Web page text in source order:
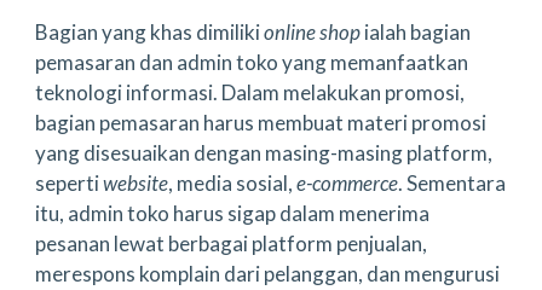
Bagian yang khas dimilikionline shopialah bagian
pemasaran dan admin toko yang memanfaatkan
teknologi informasi. Dalam melakukan promosi,
bagian pemasaran harus membuat materi promosi
yang disesuaikan dengan masing-masing platform,
sepertiwebsite, media sosial,e-commerce. Sementara
itu, admin toko harus sigap dalam menerima
pesanan lewat berbagai platform penjualan,
merespons komplain dari pelanggan, dan mengurusi